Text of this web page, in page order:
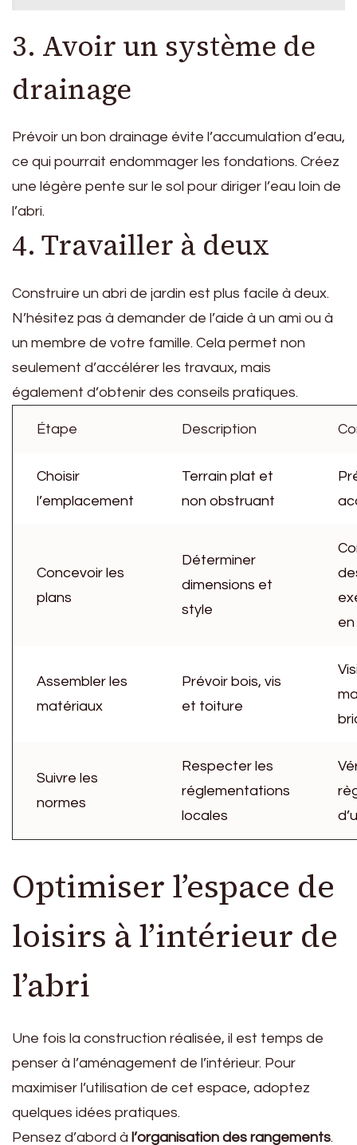
3. Avoir un système de
drainage
Prévoir un bon drainage évite l’accumulation d’eau,
ce qui pourrait endommager les fondations. Créez
une légère pente sur le sol pour diriger l’eau loin de
l’abri.
4. Travailler à deux
Construire un abri de jardin est plus facile à deux.
N’hésitez pas à demander de l’aide à un ami ou à
un membre de votre famille. Cela permet non
seulement d’accélérer les travaux, mais
également d’obtenir des conseils pratiques.
Étape Description
Choisir
l’emplacement
Terrain plat et
non obstruant
Concevoir les
plans
Déterminer
dimensions et
style
en
Assembler les
matériaux
Prévoir bois, vis
et toiture
Suivre les
normes
Respecter les
réglementations
locales
Optimiser l’espace de
loisirs à l’intérieur de
l’abri
Une fois la construction réalisée, il est temps de
penser à l’aménagement de l’intérieur. Pour
maximiser l’utilisation de cet espace, adoptez
quelques idées pratiques.
Pensez d’abord à l’organisation des rangements.